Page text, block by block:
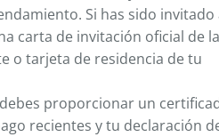
Si has sido invitado
carta de invitación oficial de
o tarjeta de residencia de tu
proporcionar un
recientes y tu declaración